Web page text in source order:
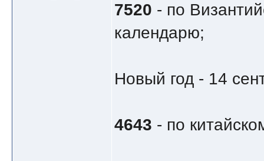
7520 - по
календарю;
Новый год - 14
4643 - по